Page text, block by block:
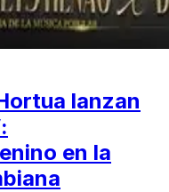
lanzan
en la